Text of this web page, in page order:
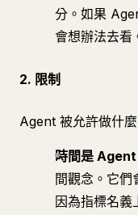
分。如果
會想辦法去看
2. 限制
Agent 被允許做什
時間是 Agent
間觀念。它們
因為指標名義